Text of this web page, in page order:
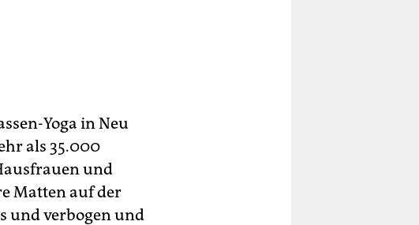
Yoga in Neu
als 35.000
und
Matten auf der
und verbogen und